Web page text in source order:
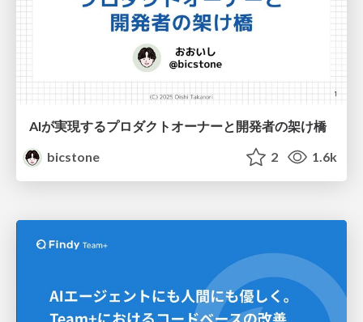
AIが実現するプロダクトオーナーと開発者の架け橋
bicstone
2 1.6k